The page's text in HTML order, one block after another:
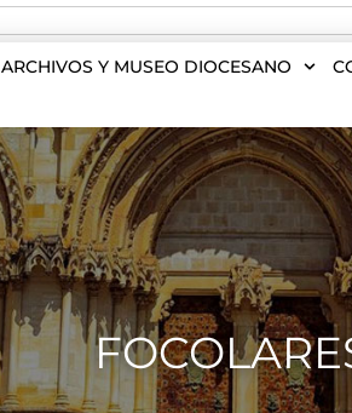
ARCHIVOS Y MUSEO DIOCESANO